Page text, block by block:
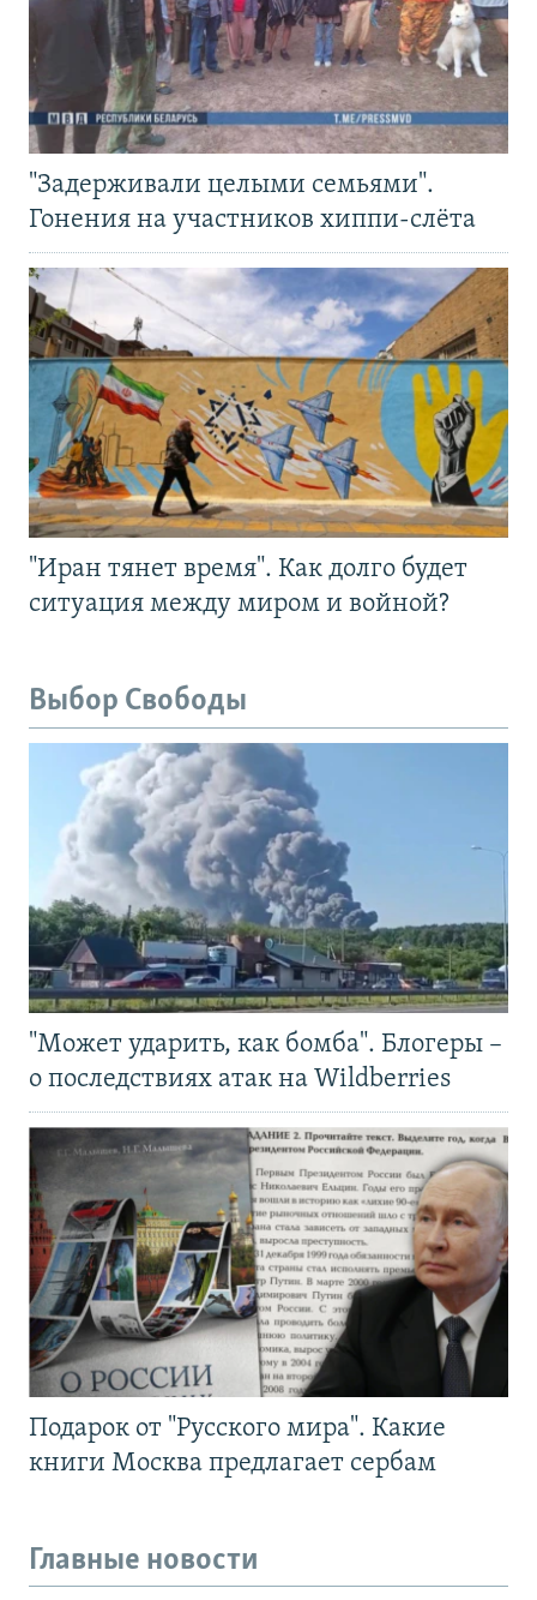
"Задерживали целыми семьями".
Гонения на участников хиппи-слёта
"Иран тянет время". Как долго будет
ситуация между миром и войной?
Выбор Свободы
"Может ударить, как бомба". Блогеры –
о последствиях атак на Wildberries
Подарок от "Русского мира". Какие
книги Москва предлагает сербам
Главные новости